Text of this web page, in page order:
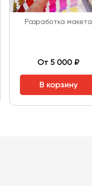
Разработка макета
От 5 000 ₽
В корзину